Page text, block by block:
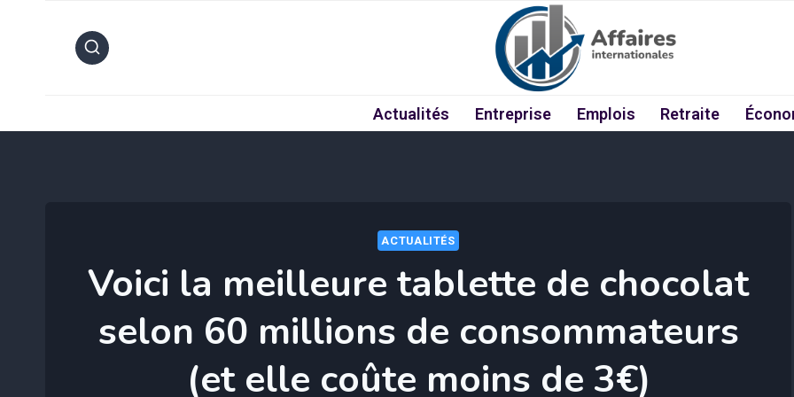
Actualités Entreprise Emplois Retraite
ACTUALITÉS
Voici la meilleure tablette de chocolat
selon 60 millions de consommateurs
(et elle coûte moins de 3€)